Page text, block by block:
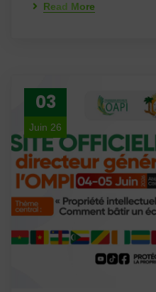
Read More
03
Juin 26